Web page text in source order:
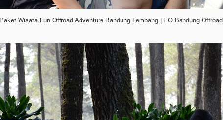
Paket Wisata Fun Offroad Adventure Bandung Lembang | EO Bandung Offroad